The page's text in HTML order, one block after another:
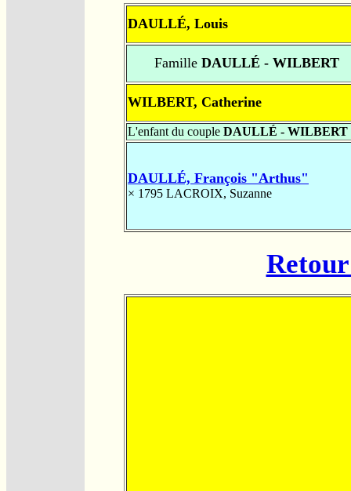
DAULLÉ, Louis
FamilleDAULLÉ - WILBERT
WILBERT, Catherine
L'enfant du couple DAULLÉ - WILBERT
DAULLÉ, François "Arthus"
× 1795 LACROIX, Suzanne